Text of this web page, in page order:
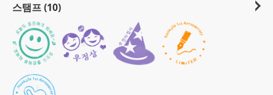
스탬프 (10)